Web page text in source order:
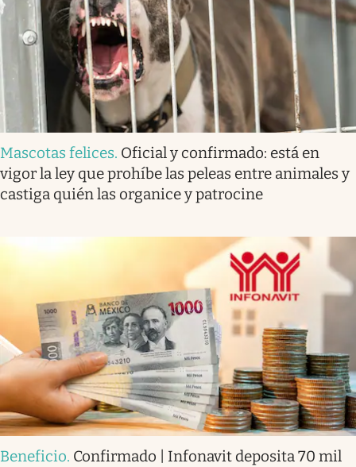
Mascotas felices. Oficial y confirmado: está en
vigor la ley que prohíbe las peleas entre animales y
castiga quién las organice y patrocine
Beneficio. Confirmado | Infonavit deposita 70 mil